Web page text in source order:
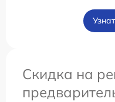
Скидка на